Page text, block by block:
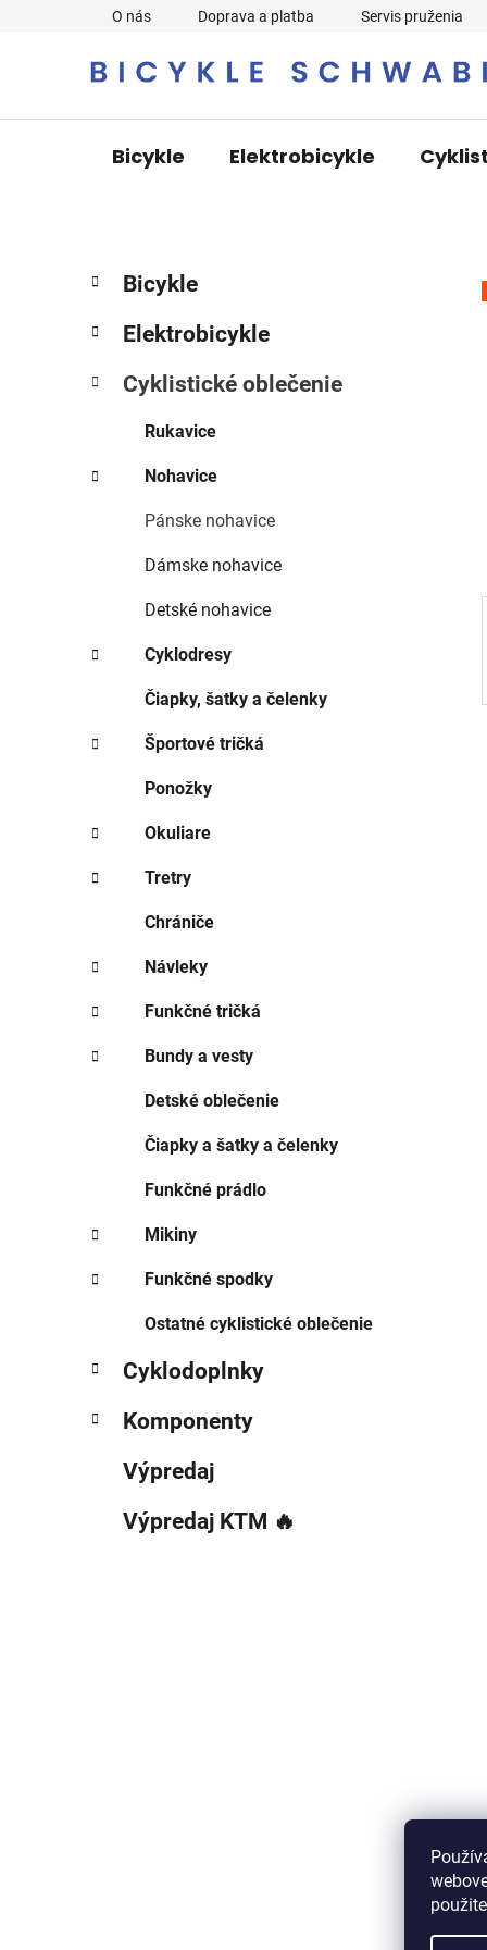
O nás Doprava a platba Servis pruženia
Bicykle Elektrobicykle
B
o
č
ý
n
kategórie
K
a
e
ó
Bicykle
Elektrobicykle
Cyklistické oblečenie
Rukavice
Nohavice
Pánske nohavice
Dámske nohavice
Detské nohavice
Cyklodresy
Čiapky, šatky a čelenky
Športové tričká
Ponožky
Okuliare
Tretry
Chrániče
Návleky
Funkčné tričká
Bundy a vesty
Detské oblečenie
Čiapky a šatky a čelenky
Funkčné prádlo
Mikiny
Funkčné spodky
Ostatné cyklistické oblečenie
Cyklodoplnky
Komponenty
Výpredaj
Výpredaj KTM 🔥